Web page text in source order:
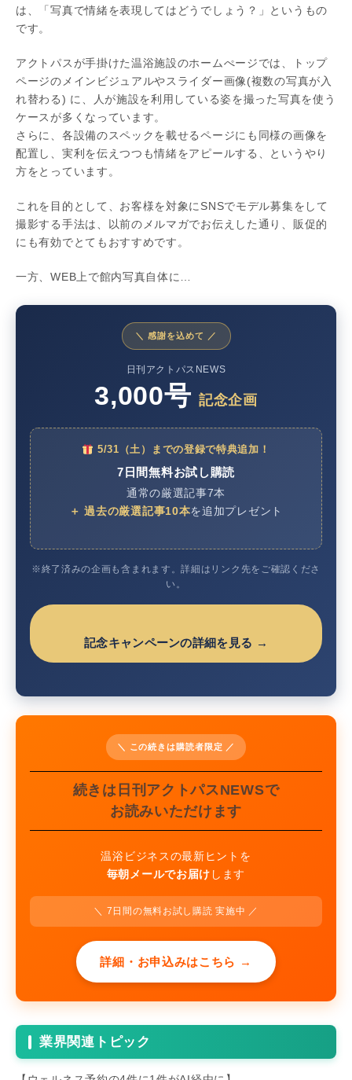
は、「写真で情緒を表現してはどうでしょう？」というもの
です。
アクトパスが手掛けた温浴施設のホームぺージでは、トップ
ページのメインビジュアルやスライダー画像(複数の写真が入
れ替わる) に、人が施設を利用している姿を撮った写真を使う
ケースが多くなっています。
さらに、各設備のスペックを載せるページにも同様の画像を
配置し、実利を伝えつつも情緒をアピールする、というやり
方をとっています。
これを目的として、お客様を対象にSNSでモデル募集をして
撮影する手法は、以前のメルマガでお伝えした通り、販促的
にも有効でとてもおすすめです。
一方、WEB上で館内写真自体に…
＼ 感謝を込めて ／
日刊アクトパスNEWS
3,000号記念企画
5/31（土）までの登録で特典追加！
7日間無料お試し購読
通常の厳選記事7本
＋ 過去の厳選記事10本を追加プレゼント
※終了済みの企画も含まれます。詳細はリンク先をご確認くださ
い。
記念キャンペーンの詳細を見る →
＼ この続きは購読者限定 ／
続きは日刊アクトパスNEWSで
お読みいただけます
温浴ビジネスの最新ヒントを
毎朝メールでお届け します
＼ 7日間の無料お試し購読 実施中 ／
詳細・お申込みはこちら →
業界関連トピック